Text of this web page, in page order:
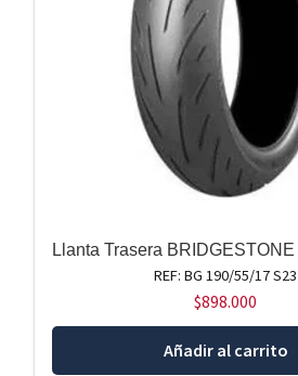
Llanta Trasera
REF: BG 190/55/17 S23
$898.000
Añadir al carrito